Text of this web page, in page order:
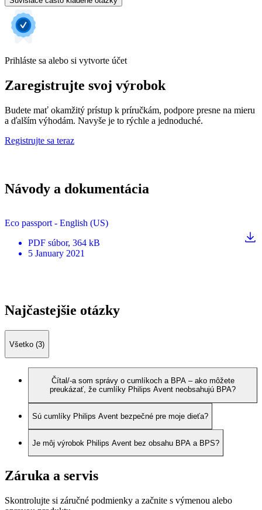
Prihláste sa alebo si vytvorte účet
Zaregistrujte svoj výrobok
Budete mať okamžitý prístup k príručkám, podpore presne na mieru
a ďalším výhodám. Navyše je to rýchle a jednoduché.
Registrujte sa teraz
Návody a dokumentácia
Eco passport - English (US)
PDF súbor, 364 kB
5 January 2021
Najčastejšie otázky
Všetko (3)
Čítal/-a som správy o cumlíkoch a BPA – ako môžete
preukázať, že cumlíky Philips Avent neobsahujú BPA?
Sú cumlíky Philips Avent bezpečné pre moje dieťa?
Je môj výrobok Philips Avent bez obsahu BPA a BPS?
Záruka a servis
Skontrolujte si záručné podmienky a začnite s výmenou alebo